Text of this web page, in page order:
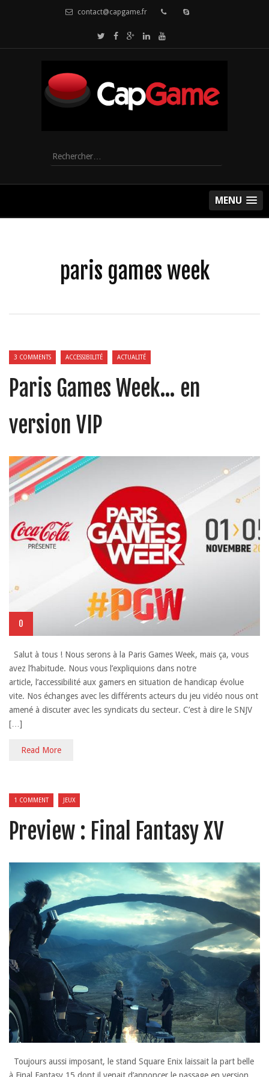
contact@capgame.fr
Rechercher :
MENU
paris games week
3 COMMENTS ACCESSIBILITÉ ACTUALITÉ
Paris Games Week… en
version VIP
0
Salut à tous ! Nous serons à la Paris Games Week, mais ça, vous
avez l’habitude. Nous vous l’expliquions dans notre
article, l’accessibilité aux gamers en situation de handicap évolue
vite. Nos échanges avec les différents acteurs du jeu vidéo nous ont
amené à discuter avec les syndicats du secteur. C’est à dire le SNJV
[…]
Read More
1 COMMENT JEUX
Preview : Final Fantasy XV
Toujours aussi imposant, le stand Square Enix laissait la part belle
à Final Fantasy 15 dont il venait d’annoncer le passage en version